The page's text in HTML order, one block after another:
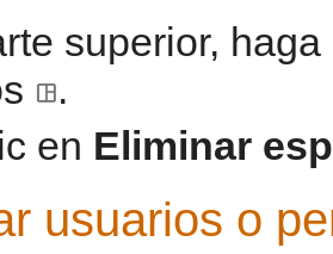
superior,
.
en Eliminar
usuarios o